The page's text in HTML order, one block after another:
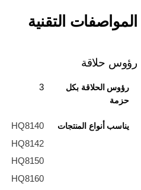
المواصفات التقنية
رؤوس حلاقة
رؤوس الحلاقة بكل
حزمة
3
يناسب أنواع المنتجات
HQ8140
HQ8142
HQ8150
HQ8160